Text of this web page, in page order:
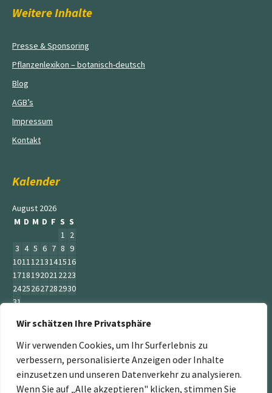
Wir schätzen Ihre Privatsphäre
Wir verwenden Cookies, um Ihr Surferlebnis zu
verbessern, personalisierte Anzeigen oder Inhalte
einzusetzen und unseren Datenverkehr zu analysieren.
Wenn Sie auf „Alle akzeptieren" klicken, stimmen Sie
Weitere Inhalte
Presse & Sponsoring
Pflanzenlexikon – botanisch-deutsch
Blog
AGB’s
Impressum
Kontakt
Kalender
August 2026
M D M D F S S
1 2
3 4 5 6 7 8 9
10111213141516
17181920212223
24252627282930
31
« Juni